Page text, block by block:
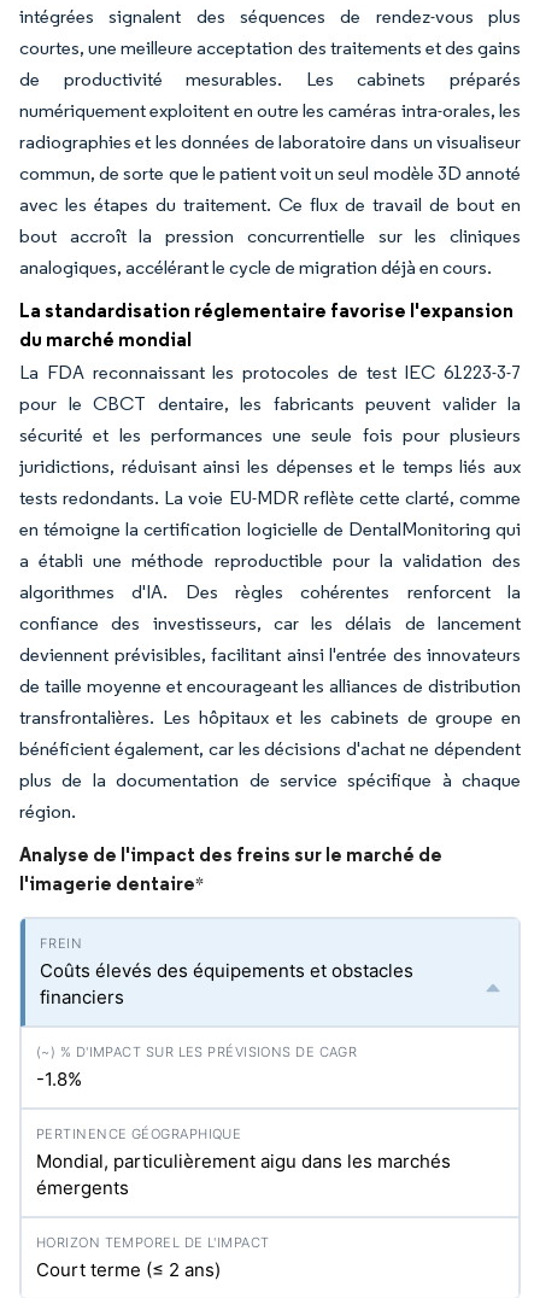
intégrées signalent des séquences de rendez-vous plus
courtes, une meilleure acceptation des traitements et des gains
de productivité mesurables. Les cabinets préparés
numériquement exploitent en outre les caméras intra-orales, les
radiographies et les données de laboratoire dans un visualiseur
commun, de sorte que le patient voit un seul modèle 3D annoté
avec les étapes du traitement. Ce flux de travail de bout en
bout accroît la pression concurrentielle sur les cliniques
analogiques, accélérant le cycle de migration déjà en cours.
La standardisation réglementaire favorise l'expansion
du marché mondial
La FDA reconnaissant les protocoles de test IEC 61223-3-7
pour le CBCT dentaire, les fabricants peuvent valider la
sécurité et les performances une seule fois pour plusieurs
juridictions, réduisant ainsi les dépenses et le temps liés aux
tests redondants. La voie EU-MDR reflète cette clarté, comme
en témoigne la certification logicielle de DentalMonitoring qui
a établi une méthode reproductible pour la validation des
algorithmes d'IA. Des règles cohérentes renforcent la
confiance des investisseurs, car les délais de lancement
deviennent prévisibles, facilitant ainsi l'entrée des innovateurs
de taille moyenne et encourageant les alliances de distribution
transfrontalières. Les hôpitaux et les cabinets de groupe en
bénéficient également, car les décisions d'achat ne dépendent
plus de la documentation de service spécifique à chaque
région.
Analyse de l'impact des freins sur le marché de
l'imagerie dentaire*
Coûts élevés des équipements et obstacles
financiers
-1.8%
Mondial, particulièrement aigu dans les marchés
émergents
Court terme (≤ 2 ans)